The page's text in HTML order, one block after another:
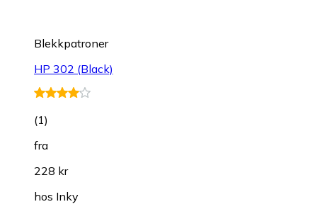
Blekkpatroner
HP 302 (Black)
(1)
fra
228 kr
hos Inky